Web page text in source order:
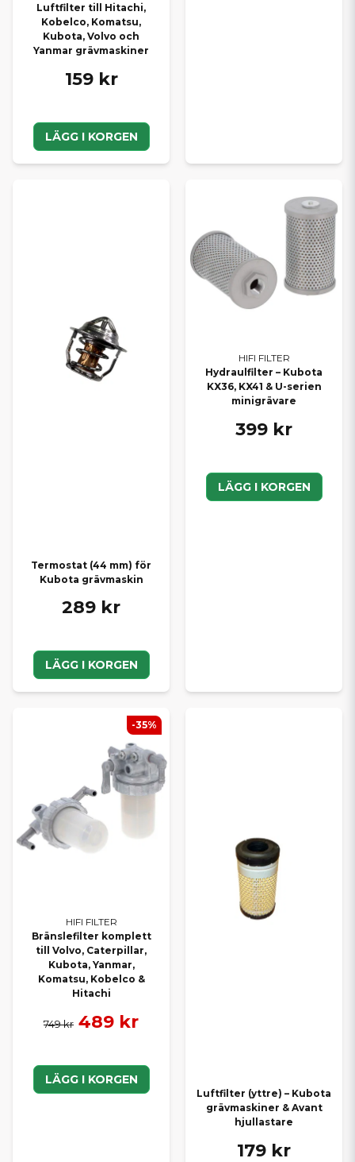
Luftfilter till Hitachi,
Kobelco, Komatsu,
Kubota, Volvo och
Yanmar grävmaskiner
159 kr
LÄGG I KORGEN
Termostat (44 mm) för
Kubota grävmaskin
289 kr
LÄGG I KORGEN
HIFI FILTER
Hydraulfilter – Kubota
KX36, KX41 & U-serien
minigrävare
399 kr
LÄGG I KORGEN
HIFI FILTER
Bränslefilter komplett
till Volvo, Caterpillar,
Kubota, Yanmar,
Komatsu, Kobelco &
Hitachi
749 kr 489 kr
LÄGG I KORGEN
-35%
Luftfilter (yttre) – Kubota
grävmaskiner & Avant
hjullastare
179 kr